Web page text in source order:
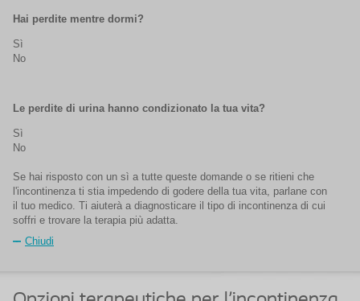
Hai perdite mentre dormi?
Sì
No
Le perdite di urina hanno condizionato la tua vita?
Sì
No
Se hai risposto con un sì a tutte queste domande o se ritieni che
l'incontinenza ti stia impedendo di godere della tua vita, parlane con
il tuo medico. Ti aiuterà a diagnosticare il tipo di incontinenza di cui
soffri e trovare la terapia più adatta.
Chiudi